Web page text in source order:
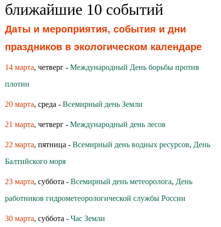
ближайшие 10 событий
Даты и мероприятия, события и дни
праздников в экологическом календаре
14 марта, четверг - Международный День борьбы против
плотин
20 марта, среда - Всемирный день Земли
21 марта, четверг - Международный день лесов
22 марта, пятница - Всемирный день водных ресурсов, День
Балтийского моря
23 марта, суббота - Всемирный день метеоролога, День
работников гидрометеорологической службы России
30 марта, суббота - Час Земли